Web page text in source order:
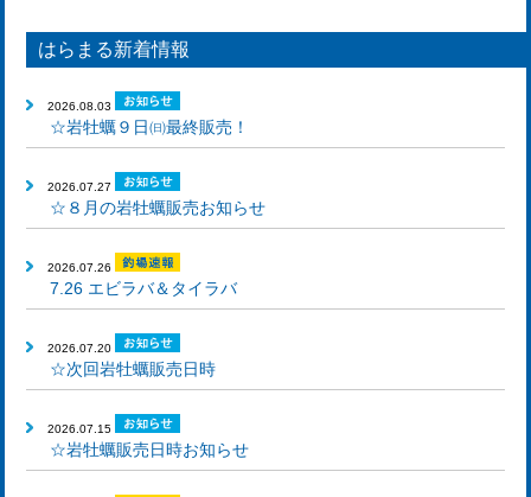
はらまる新着情報
2026.08.03
☆岩牡蠣９日㈰最終販売！
2026.07.27
☆８月の岩牡蠣販売お知らせ
2026.07.26
7.26 エビラバ＆タイラバ
2026.07.20
☆次回岩牡蠣販売日時
2026.07.15
☆岩牡蠣販売日時お知らせ